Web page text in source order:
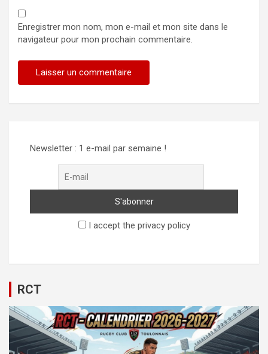
Enregistrer mon nom, mon e-mail et mon site dans le
navigateur pour mon prochain commentaire.
Newsletter : 1 e-mail par semaine !
I accept the privacy policy
RCT